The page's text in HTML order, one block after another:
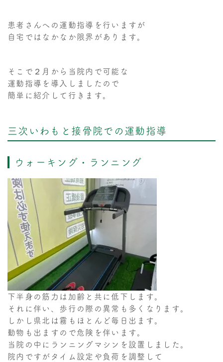
患者さんへの運動指導を行いますが
自宅ではなかなか限界があります。
そこで２月から当院内で可能な
運動指導を導入しましたので
簡単に紹介して行きます。
三次いわもと接骨院での運動指導
ウォーキング・ランニング
下半身の筋力は加齢と共に低下します。
それに伴い、歩行の際の異常も多くなります。
しかし県北は霧もほとんど毎日出ます。
動物も出ますので危険を伴います。
当院の中にランニングマシンを設置しました。
院内ですがタイム設定や負荷を調整して